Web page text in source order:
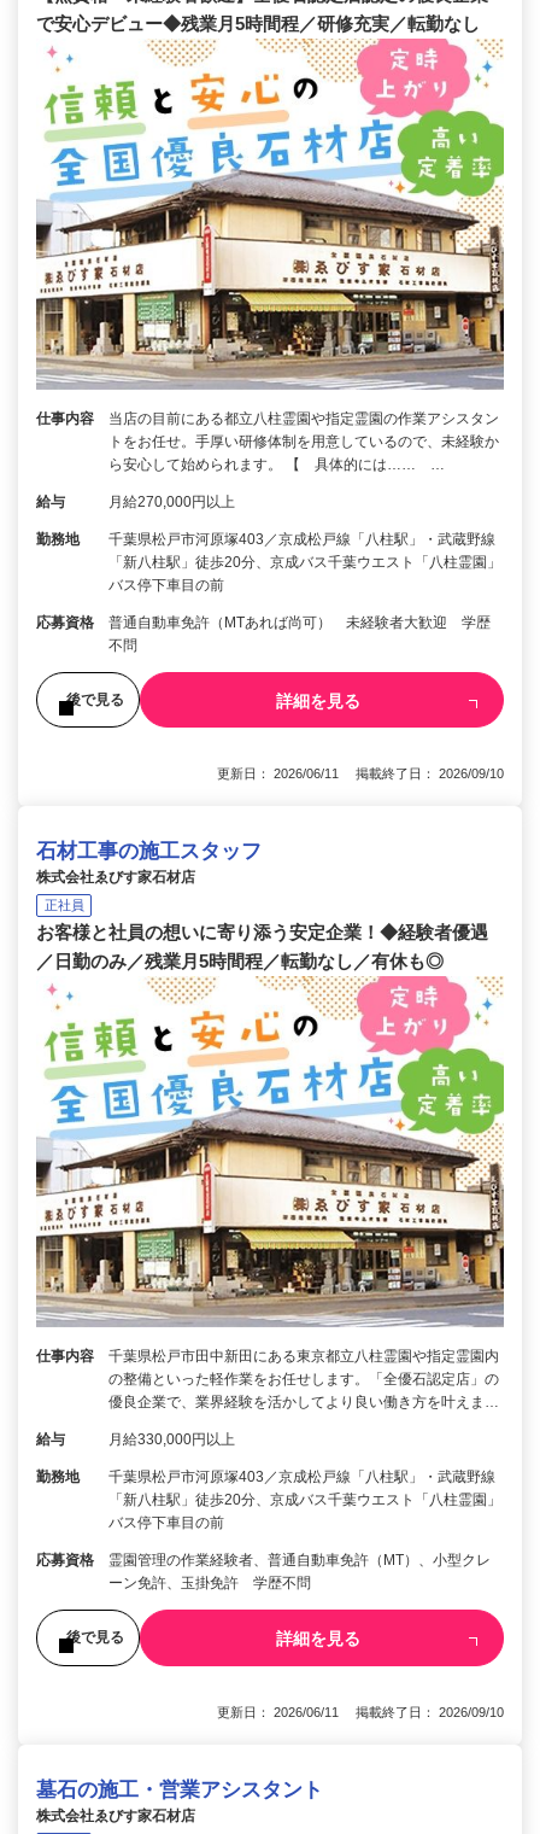
で安心デビュー◆残業月5時間程／研修充実／転勤なし
仕事内容
当店の目前にある都立八柱霊園や指定霊園の作業アシスタン
トをお任せ。手厚い研修体制を用意しているので、未経験か
ら安心して始められます。 【 具体的には…… …
給与 月給270,000円以上
勤務地
千葉県松戸市河原塚403／京成松戸線「八柱駅」・武蔵野線
「新八柱駅」徒歩20分、京成バス千葉ウエスト「八柱霊園」
バス停下車目の前
応募資格
普通自動車免許（MTあれば尚可） 未経験者大歓迎 学歴
不問
後で見る 詳細を見る
更新日： 2026/06/11 掲載終了日： 2026/09/10
石材工事の施工スタッフ
株式会社ゑびす家石材店
正社員
お客様と社員の想いに寄り添う安定企業！◆経験者優遇
／日勤のみ／残業月5時間程／転勤なし／有休も◎
仕事内容
千葉県松戸市田中新田にある東京都立八柱霊園や指定霊園内
の整備といった軽作業をお任せします。「全優石認定店」の
優良企業で、業界経験を活かしてより良い働き方を叶えま…
給与 月給330,000円以上
勤務地
千葉県松戸市河原塚403／京成松戸線「八柱駅」・武蔵野線
「新八柱駅」徒歩20分、京成バス千葉ウエスト「八柱霊園」
バス停下車目の前
応募資格
霊園管理の作業経験者、普通自動車免許（MT）、小型クレ
ーン免許、玉掛免許 学歴不問
後で見る 詳細を見る
更新日： 2026/06/11 掲載終了日： 2026/09/10
墓石の施工・営業アシスタント
株式会社ゑびす家石材店